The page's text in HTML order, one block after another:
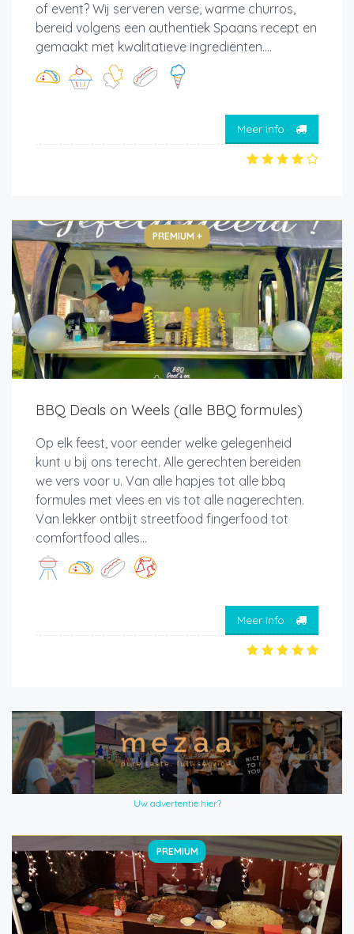
of event? Wij serveren verse, warme churros,
bereid volgens een authentiek Spaans recept en
gemaakt met kwalitatieve ingrediënten....
Meer info
PREMIUM +
BBQ Deals on Weels (alle BBQ formules)
Op elk feest, voor eender welke gelegenheid
kunt u bij ons terecht. Alle gerechten bereiden
we vers voor u. Van alle hapjes tot alle bbq
formules met vlees en vis tot alle nagerechten.
Van lekker ontbijt streetfood fingerfood tot
comfortfood alles...
Meer info
Uw advertentie hier?
PREMIUM